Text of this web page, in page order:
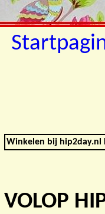
Winkelen bij hip2day.nl
VOLOP